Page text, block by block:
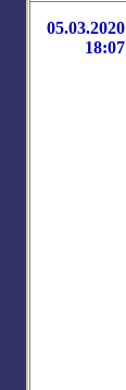
05.03.2020
18:07